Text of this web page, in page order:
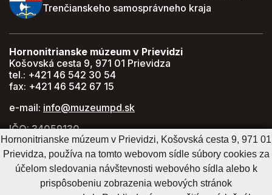
Trenčianskeho samosprávneho kraja
Hornonitrianske múzeum v Prievidzi
Košovská cesta 9, 971 01 Prievidza
tel.: +421 46 542 30 54
fax: +421 46 542 67 15
e-mail: info@muzeumpd.sk
IČO: 34059130
DIČ: 2021447274
GPS: 48.770071, 18.620043
Hornonitrianske múzeum v Prievidzi, Košovská cesta 9, 971 01
Prievidza, používa na tomto webovom sídle súbory cookies za
účelom sledovania návštevnosti webového sídla alebo k
prispôsobeniu zobrazenia webových stránok